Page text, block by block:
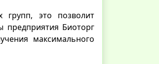
групп, это позволит
предприятия Биоторг
максимального